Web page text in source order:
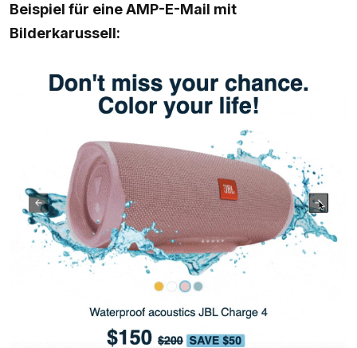
Beispiel für eine AMP-E-Mail mit
Bilderkarussell: